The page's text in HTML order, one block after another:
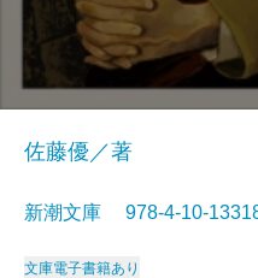
佐藤優／著
新潮文庫 978-4-10-
文庫電子書籍あり